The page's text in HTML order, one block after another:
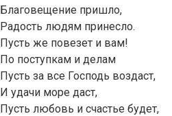
Благовещение пришло,
Радость людям принесло.
Пусть же повезет и вам!
По поступкам и делам
Пусть за все Господь воздаст,
И удачи море даст,
Пусть любовь и счастье будет,